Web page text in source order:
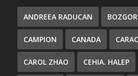
ANDREEA RADUCAN BOZGOR
CAMPION CANADA
CAROL ZHAO CEHIA. HALEP